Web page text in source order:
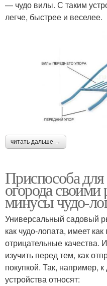
— чудо вилы. С таким
легче, быстрее и веселее.
читать дальше →
Приспособа
огорода
минусы чудо-
Универсальный садовый
как чудо-лопата, имеет
отрицательные качества.
изучить перед тем, как
покупкой. Так, например,
устройства относят: